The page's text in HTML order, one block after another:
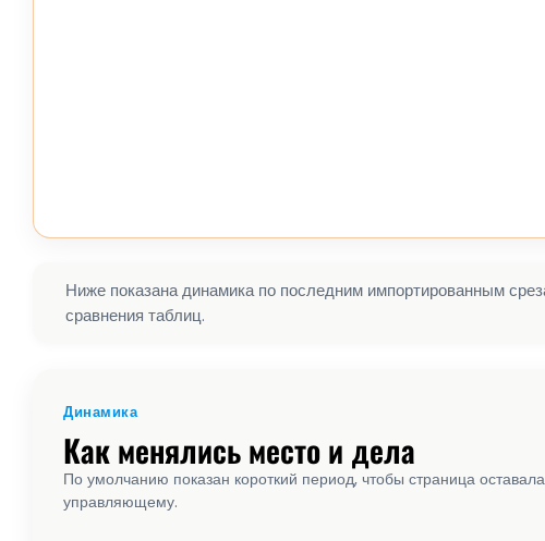
Ниже показана динамика по последним импортированным
сравнения таблиц.
Динамика
Как менялись место и дела
По умолчанию показан короткий период, чтобы страница
управляющему.